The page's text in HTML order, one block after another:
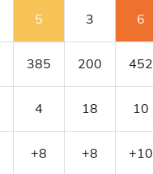
5 3 6
385 200 452
4 18 10
+8 +8 +10